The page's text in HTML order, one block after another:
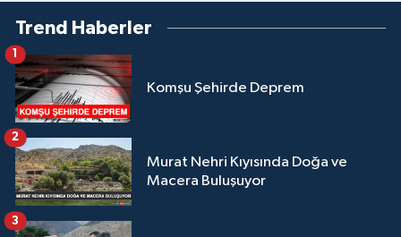
Trend Haberler
Komşu Şehirde Deprem
1
Murat Nehri Kıyısında Doğa ve
Macera Buluşuyor
2
3